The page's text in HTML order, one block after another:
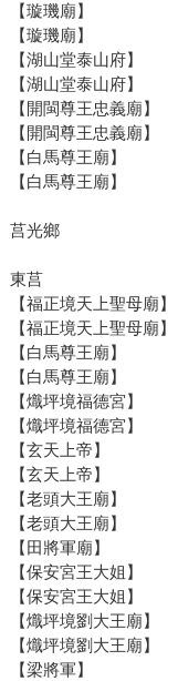
【璇璣廟】
【璇璣廟】
【湖山堂泰山府】
【湖山堂泰山府】
【開閩尊王忠義廟】
【開閩尊王忠義廟】
【白馬尊王廟】
【白馬尊王廟】
莒光鄉
東莒
【福正境天上聖母廟】
【福正境天上聖母廟】
【白馬尊王廟】
【白馬尊王廟】
【熾坪境福德宮】
【熾坪境福德宮】
【玄天上帝】
【玄天上帝】
【老頭大王廟】
【老頭大王廟】
【田將軍廟】
【保安宮王大姐】
【保安宮王大姐】
【熾坪境劉大王廟】
【熾坪境劉大王廟】
【梁將軍】